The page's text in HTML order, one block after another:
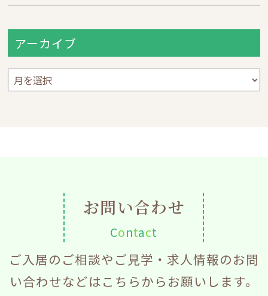
アーカイブ
ア
ー
お問い合わせ
Contact
ご入居のご相談やご見学・求人情報のお問
い合わせなどはこちらからお願いします。